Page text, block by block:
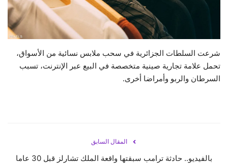
شرعت السلطات الجزائرية في سحب ملابس نسائية من الأسواق،
تحمل علامة تجارية صينية متخصصة في البيع عبر الإنترنت، تسبب
السرطان والربو وأمراضا أخرى.
المقال السابق
بالفيديو.. حادثة ترامب سبقتها واقعة الملك تشارلز قبل 30 عاما